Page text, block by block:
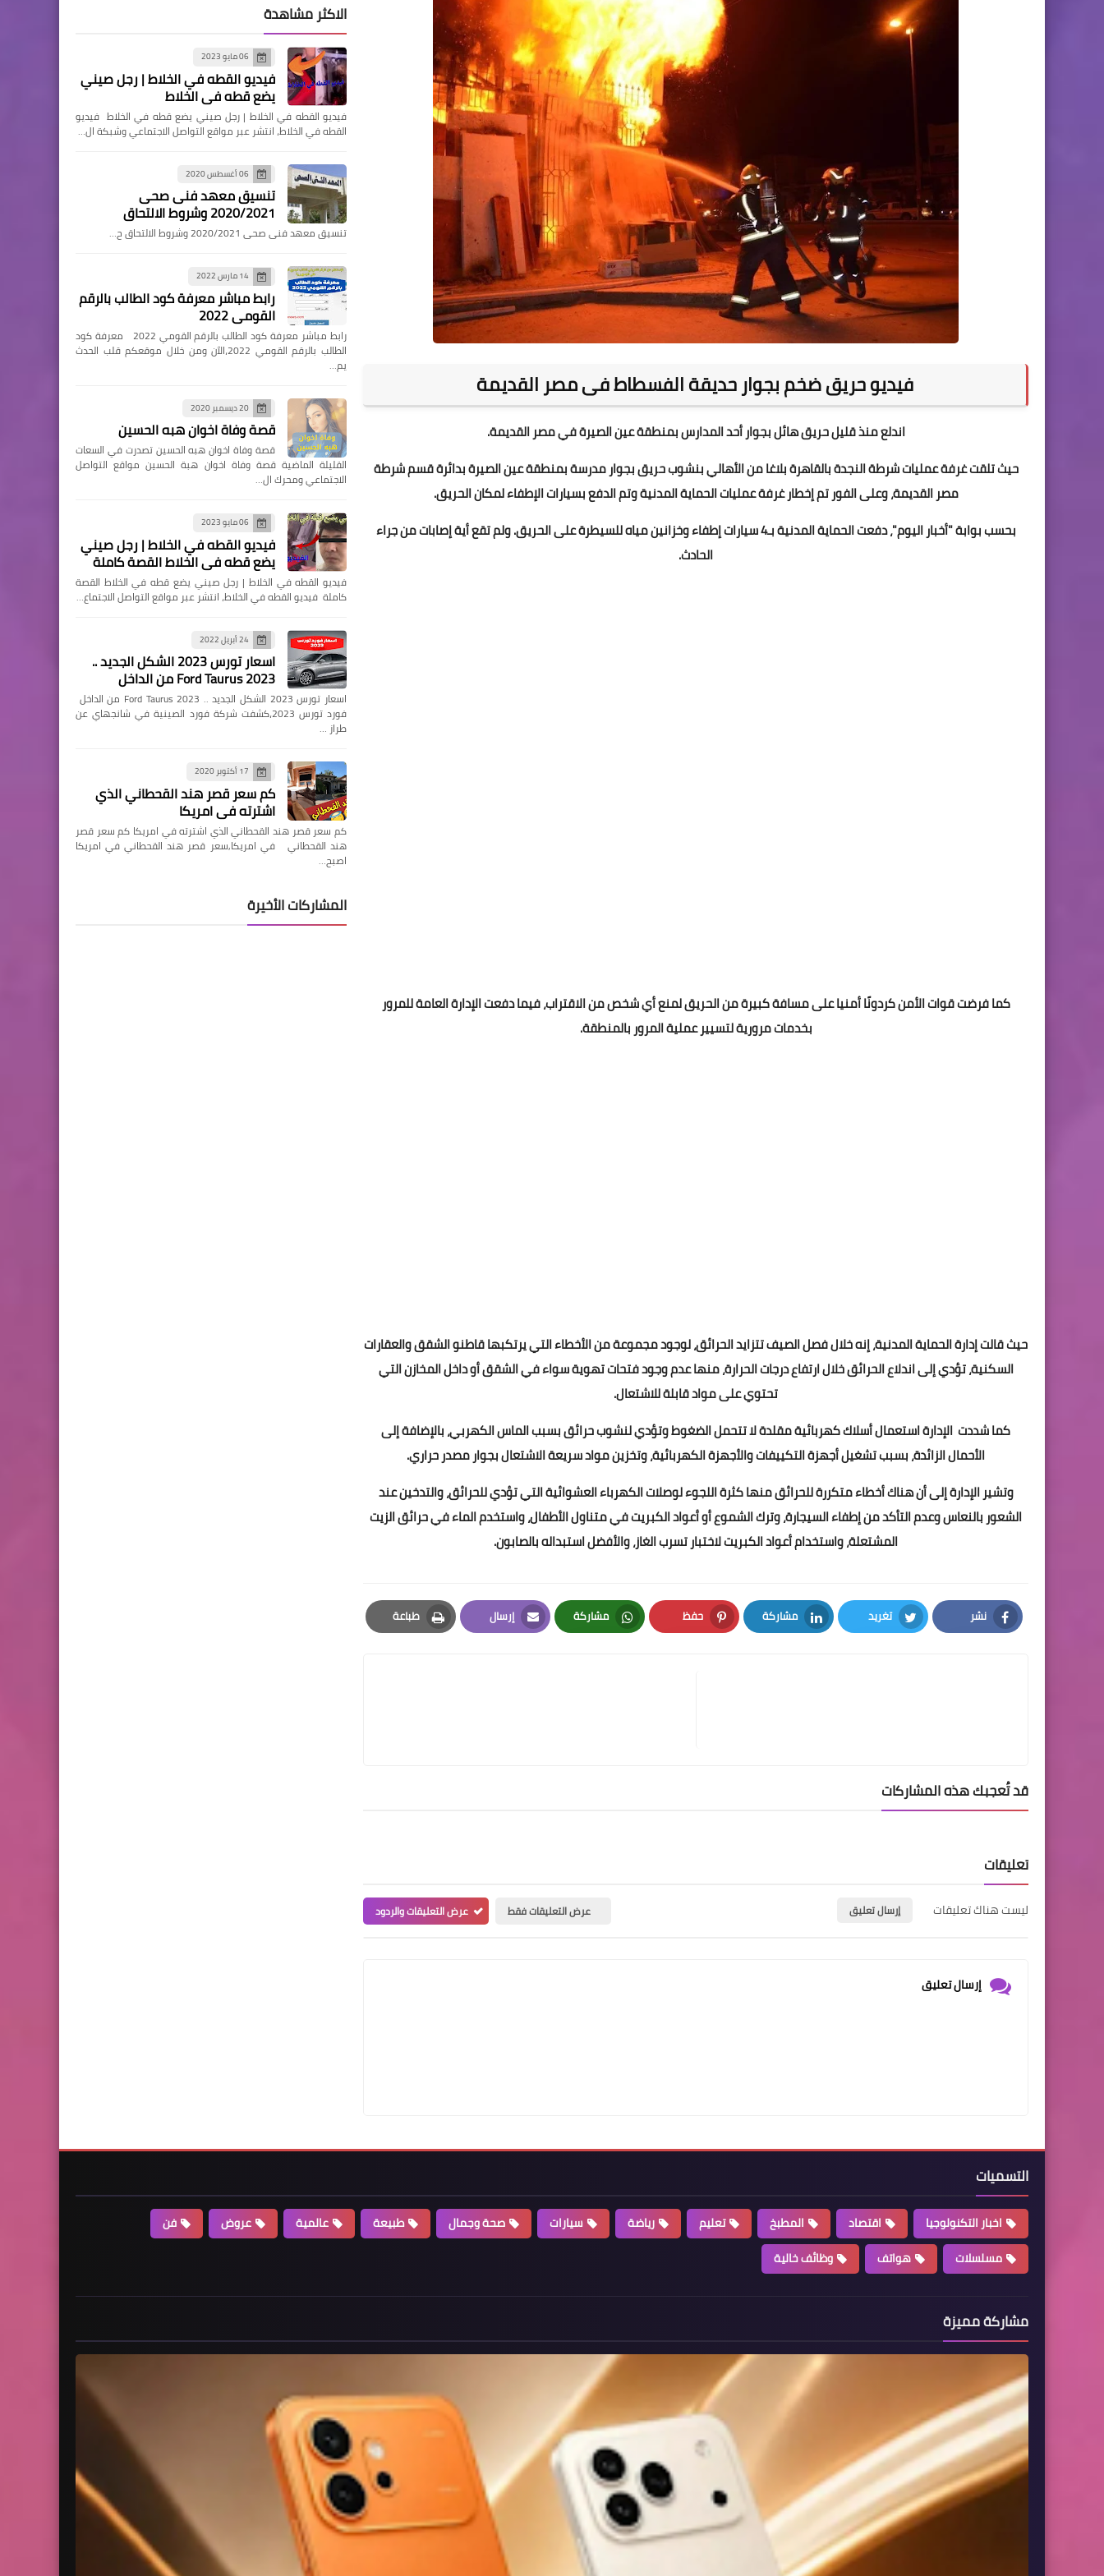
فيديو حريق ضخم بجوار حديقة الفسطاط فى مصر القديمة
اندلع منذ قليل حريق هائل بجوار أحد المدارس بمنطقة عين الصيرة في مصر القديمة.
حيث تلقت غرفة عمليات شرطة النجدة بالقاهرة بلاغا من الأهالي بنشوب حريق بجوار مدرسة بمنطقة عين الصيرة بدائرة قسم شرطة
مصر القديمة، وعلى الفور تم إخطار غرفة عمليات الحماية المدنية وتم الدفع بسيارات الإطفاء لمكان الحريق.
بحسب بوابة "أخبار اليوم"، دفعت الحماية المدنية بـ4 سيارات إطفاء وخزانين مياه للسيطرة على الحريق. ولم تقع أية إصابات من جراء
الحادث.
كما فرضت قوات الأمن كردونًا أمنيا على مسافة كبيرة من الحريق لمنع أي شخص من الاقتراب، فيما دفعت الإدارة العامة للمرور
بخدمات مرورية لتسيير عملية المرور بالمنطقة.
حيث قالت إدارة الحماية المدنية، إنه خلال فصل الصيف تتزايد الحرائق، لوجود مجموعة من الأخطاء التي يرتكبها قاطنو الشقق والعقارات
السكنية، تؤدي إلى اندلاع الحرائق خلال ارتفاع درجات الحرارة، منها عدم وجود فتحات تهوية سواء في الشقق أو داخل المخازن التي
تحتوي على مواد قابلة للاشتعال.
كما شددت الإدارة استعمال أسلاك كهربائية مقلدة لا تتحمل الضغوط وتؤدي لنشوب حرائق بسبب الماس الكهربي، بالإضافة إلى
الأحمال الزائدة، بسبب تشغيل أجهزة التكييفات والأجهزة الكهربائية، وتخزين مواد سريعة الاشتعال بجوار مصدر حراري.
وتشير الإدارة إلى أن هناك أخطاء متكررة للحرائق منها كثرة اللجوء لوصلات الكهرباء العشوائية التي تؤدي للحرائق، والتدخين عند
الشعور بالنعاس وعدم التأكد من إطفاء السيجارة، وترك الشموع أو أعواد الكبريت في متناول الأطفال، واستخدم الماء في حرائق الزيت
المشتعلة، واستخدام أعواد الكبريت لاختبار تسرب الغاز، والأفضل استبداله بالصابون.
نشر
Facebook
تغريد
Twitter
مشاركة
LinkedIn
حفظ
Pinterest
مشاركة
Whatsapp
إرسال
Email
طباعة
Print
قد تُعجبك هذه المشاركات
تعليقات
ليست هناك تعليقات إرسال تعليق عرض التعليقات فقط عرض التعليقات والردود
إرسال تعليق
الاكثر مشاهدة
06 مايو 2023
فيديو القطه في الخلاط | رجل صيني
يضع قطه في الخلاط
فيديو القطه في الخلاط | رجل صيني يضع قطه في الخلاط فيديو
القطه في الخلاط، انتشر عبر مواقع التواصل الاجتماعي وشبكة ال…
06 أغسطس 2020
تنسيق معهد فنى صحى
2020/2021 وشروط الالتحاق
تنسيق معهد فنى صحى 2020/2021 وشروط الالتحاق ح…
14 مارس 2022
رابط مباشر معرفة كود الطالب بالرقم
القومي 2022
رابط مباشر معرفة كود الطالب بالرقم القومي 2022 معرفة كود
الطالب بالرقم القومي 2022،الآن ومن خلال موقعكم قلب الحدث
يم…
20 ديسمبر 2020
قصة وفاة اخوان هبه الحسين
قصة وفاة اخوان هبه الحسين تصدرت في السعات
القليلة الماضية قصة وفاة اخوان هبة الحسين مواقع التواصل
الاجتماعي ومحرك ال…
06 مايو 2023
فيديو القطه في الخلاط | رجل صيني
يضع قطه في الخلاط القصة كاملة
فيديو القطه في الخلاط | رجل صيني يضع قطه في الخلاط القصة
كاملة فيديو القطه في الخلاط، انتشر عبر مواقع التواصل الاجتماع…
24 أبريل 2022
اسعار تورس 2023 الشكل الجديد ..
Ford Taurus 2023 من الداخل
اسعار تورس 2023 الشكل الجديد .. Ford Taurus 2023 من الداخل
فورد تورس 2023،كشفت شركة فورد الصينية في شانجهاي عن
طراز …
17 أكتوبر 2020
كم سعر قصر هند القحطاني الذي
اشترته في امريكا
كم سعر قصر هند القحطاني الذي اشترته في امريكا كم سعر قصر
هند القحطاني في امريكا,سعر قصر هند القحطاني في امريكا
اصبح…
المشاركات الأخيرة
التسميات
اخبار التكنولوجيا اقتصاد المطبخ تعليم رياضة سيارات صحة وجمال طبيعة عالمية عروض
فن
مسلسلات
هواتف وظائف خالية
مشاركة مميزة